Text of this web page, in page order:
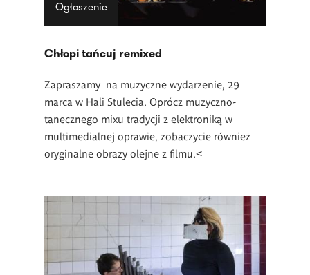
Ogłoszenie
Chłopi tańcuj remixed
Zapraszamy na muzyczne wydarzenie, 29
marca w Hali Stulecia. Oprócz muzyczno-
tanecznego mixu tradycji z elektroniką w
multimedialnej oprawie, zobaczycie również
oryginalne obrazy olejne z filmu.<